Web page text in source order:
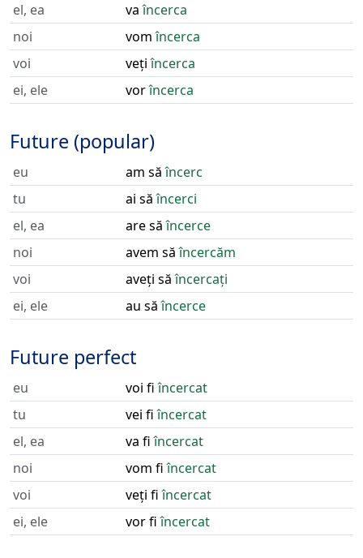
el, ea
vaîncerca
noi
vomîncerca
voi
vețiîncerca
ei, ele
vorîncerca
Future (popular)
eu am săîncerc
tu
ai săîncerci
el, ea
are săîncerce
noi
avem săîncercăm
voi
aveți săîncercați
ei, ele
au săîncerce
Future perfect
eu voi fiîncercat
tu
vei fiîncercat
el, ea
va fiîncercat
noi
vom fiîncercat
voi
veți fiîncercat
ei, ele
vor fiîncercat